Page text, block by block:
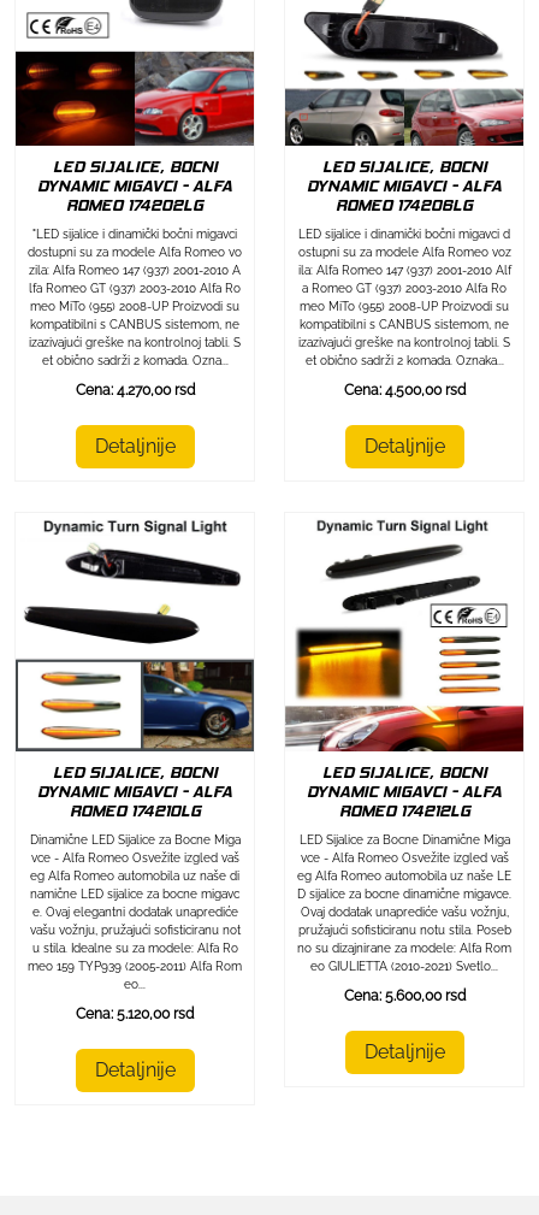
LED SIJALICE, BOCNI
DYNAMIC MIGAVCI - ALFA
ROMEO 174202LG
"LED sijalice i dinamički bočni migavci
dostupni su za modele Alfa Romeo vo
zila: Alfa Romeo 147 (937) 2001-2010 A
lfa Romeo GT (937) 2003-2010 Alfa Ro
meo MiTo (955) 2008-UP Proizvodi su
kompatibilni s CANBUS sistemom, ne
izazivajući greške na kontrolnoj tabli. S
et obično sadrži 2 komada. Ozna...
Cena: 4.270,00 rsd
Detaljnije
LED SIJALICE, BOCNI
DYNAMIC MIGAVCI - ALFA
ROMEO 174206LG
LED sijalice i dinamički bočni migavci d
ostupni su za modele Alfa Romeo voz
ila: Alfa Romeo 147 (937) 2001-2010 Alf
a Romeo GT (937) 2003-2010 Alfa Ro
meo MiTo (955) 2008-UP Proizvodi su
kompatibilni s CANBUS sistemom, ne
izazivajući greške na kontrolnoj tabli. S
et obično sadrži 2 komada. Oznaka...
Cena: 4.500,00 rsd
Detaljnije
LED SIJALICE, BOCNI
DYNAMIC MIGAVCI - ALFA
ROMEO 174210LG
Dinamične LED Sijalice za Bocne Miga
vce - Alfa Romeo Osvežite izgled vaš
eg Alfa Romeo automobila uz naše di
namične LED sijalice za bocne migavc
e. Ovaj elegantni dodatak unaprediće
vašu vožnju, pružajući sofisticiranu not
u stila. Idealne su za modele: Alfa Ro
meo 159 TYP939 (2005-2011) Alfa Rom
eo...
Cena: 5.120,00 rsd
Detaljnije
LED SIJALICE, BOCNI
DYNAMIC MIGAVCI - ALFA
ROMEO 174212LG
LED Sijalice za Bocne Dinamične Miga
vce - Alfa Romeo Osvežite izgled vaš
eg Alfa Romeo automobila uz naše LE
D sijalice za bocne dinamične migavce.
Ovaj dodatak unaprediće vašu vožnju,
pružajući sofisticiranu notu stila. Poseb
no su dizajnirane za modele: Alfa Rom
eo GIULIETTA (2010-2021) Svetlo...
Cena: 5.600,00 rsd
Detaljnije